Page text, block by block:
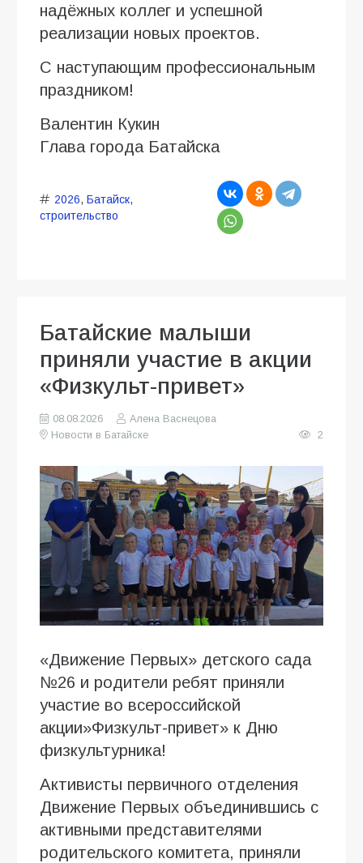
надёжных коллег и успешной
реализации новых проектов.
С наступающим профессиональным
праздником!
Валентин Кукин
Глава города Батайска
2026, Батайск,
строительство
Батайские малыши
приняли участие в акции
«Физкульт-привет»
08.08.2026
Алена Васнецова
Новости в Батайске
2
«Движение Первых» детского сада
№26 и родители ребят приняли
участие во всероссийской
акции»Физкульт-привет» к Дню
физкультурника!
Активисты первичного отделения
Движение Первых объединившись с
активными представителями
родительского комитета, приняли